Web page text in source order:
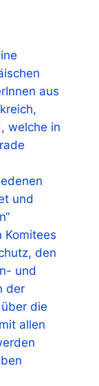
aus
welche in
und
Komitees
den
und
der
die
allen